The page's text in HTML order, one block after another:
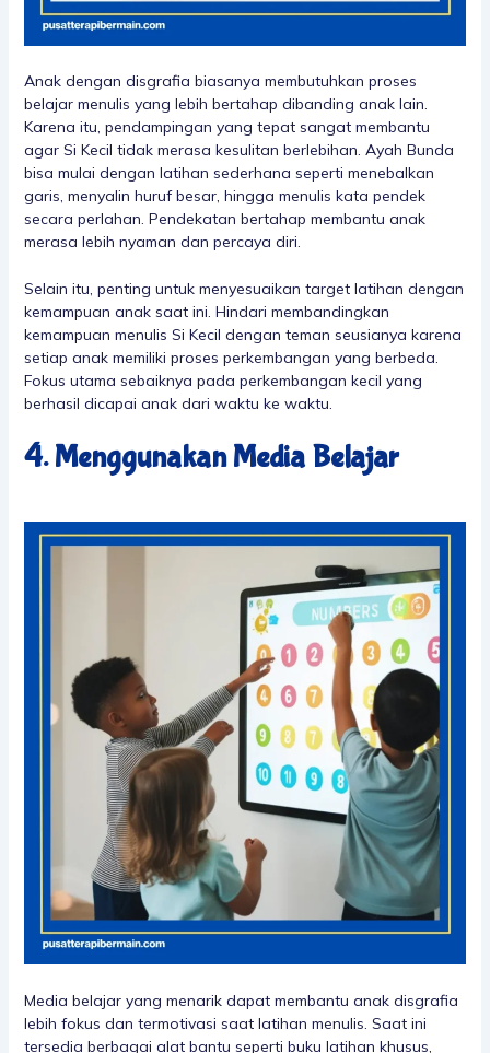
Anak dengan disgrafia biasanya membutuhkan proses
belajar menulis yang lebih bertahap dibanding anak lain.
Karena itu, pendampingan yang tepat sangat membantu
agar Si Kecil tidak merasa kesulitan berlebihan. Ayah Bunda
bisa mulai dengan latihan sederhana seperti menebalkan
garis, menyalin huruf besar, hingga menulis kata pendek
secara perlahan. Pendekatan bertahap membantu anak
merasa lebih nyaman dan percaya diri.
Selain itu, penting untuk menyesuaikan target latihan dengan
kemampuan anak saat ini. Hindari membandingkan
kemampuan menulis Si Kecil dengan teman seusianya karena
setiap anak memiliki proses perkembangan yang berbeda.
Fokus utama sebaiknya pada perkembangan kecil yang
berhasil dicapai anak dari waktu ke waktu.
4. Menggunakan Media Belajar
Media belajar yang menarik dapat membantu anak disgrafia
lebih fokus dan termotivasi saat latihan menulis. Saat ini
tersedia berbagai alat bantu seperti buku latihan khusus,